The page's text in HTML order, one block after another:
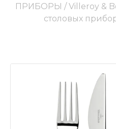
ПРИБОРЫ / Villeroy &
столовых